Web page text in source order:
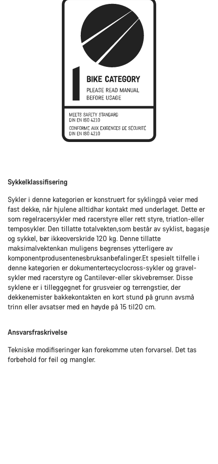
Sykkelklassifisering
Sykler i denne kategorien er konstruert for syklingpå veier med
fast dekke, når hjulene alltidhar kontakt med underlaget. Dette er
som regelracersykler med racerstyre eller rett styre, triatlon-eller
temposykler. Den tillatte totalvekten,som består av syklist, bagasje
og sykkel, bør ikkeoverskride 120 kg. Denne tillatte
maksimalvektenkan muligens begrenses ytterligere av
komponentprodusentenesbruksanbefalinger.Et spesielt tilfelle i
denne kategorien er dokumentertecyclocross-sykler og gravel-
sykler med racerstyre og Cantilever-eller skivebremser. Disse
syklene er i tilleggegnet for grusveier og terrengstier, der
dekkenemister bakkekontakten en kort stund på grunn avsmå
trinn eller avsatser med en høyde på 15 til20 cm.
Ansvarsfraskrivelse
Tekniske modifiseringer kan forekomme uten forvarsel. Det tas
forbehold for feil og mangler.